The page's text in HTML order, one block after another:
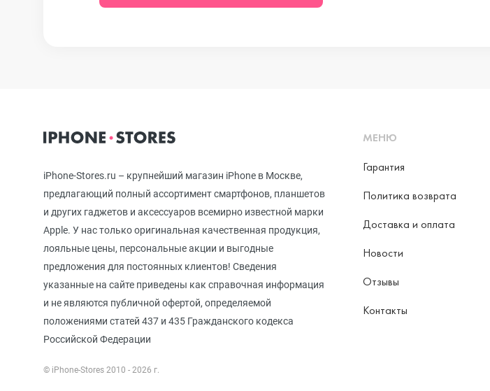
iPhone 11 Pro Max
iPhone 11 Pro
iPhone 11
iPhone XS Max
iPhone-Stores.ru – крупнейший магазин iPhone в Москве,
предлагающий полный ассортимент смартфонов, планшетов
и других гаджетов и аксессуаров всемирно известной марки
Apple. У нас только оригинальная качественная продукция,
лояльные цены, персональные акции и выгодные
предложения для постоянных клиентов! Сведения
указанные на сайте приведены как справочная информация
и не являются публичной офертой, определяемой
положениями статей 437 и 435 Гражданского кодекса
Российской Федерации
© iPhone-Stores 2010 - 2026 г.
МЕНЮ
Гарантия
Политика возврата
Доставка и оплата
Новости
Отзывы
Контакты